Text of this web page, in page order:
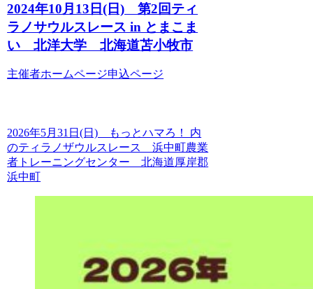
2024年10月13日(日) 第2回ティ
ラノサウルスレース in とまこま
い 北洋大学 北海道苫小牧市
主催者ホームページ申込ページ
2026年5月31日(日) もっとハマろ！ 内
のティラノザウルスレース 浜中町農業
者トレーニングセンター 北海道厚岸郡
浜中町